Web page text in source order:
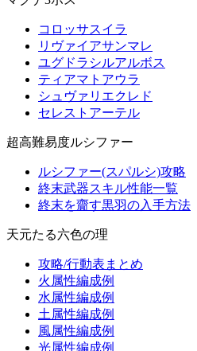
コロッサスイラ
リヴァイアサンマレ
ユグドラシルアルボス
ティアマトアウラ
シュヴァリエクレド
セレストアーテル
超高難易度ルシファー
ルシファー(スパルシ)攻略
終末武器スキル性能一覧
終末を齎す黒羽の入手方法
天元たる六色の理
攻略/行動表まとめ
火属性編成例
水属性編成例
土属性編成例
風属性編成例
光属性編成例